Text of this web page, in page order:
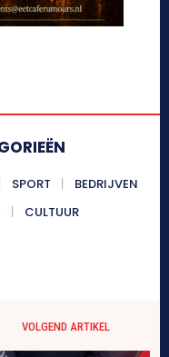
SPORT
BEDRIJVEN
CULTUUR
VOLGEND ARTIKEL